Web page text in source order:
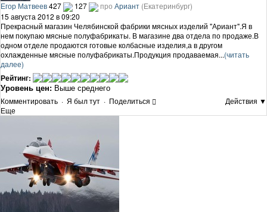
Егор Матвеев427 127 про Ариант (Екатеринбург)
15 августа 2012 в 09:20
Прекрасный магазин Челябинской фабрики мясных изделий "Ариант".Я в
нем покупаю мясные полуфабрикаты. В магазине два отдела по продаже.В
одном отделе продаются готовые колбасные изделия,а в другом
охлажденные мясные полуфабрикаты.Продукция продаваемая...(читать
далее)
Рейтинг:
Уровень цен: Выше среднего
Комментировать · Я был тут · Поделиться
Действия ▼
Еще